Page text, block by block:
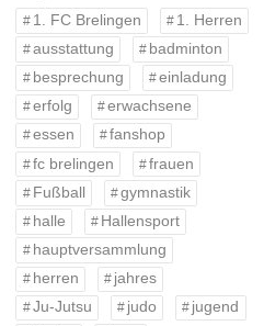
1. FC Brelingen
1. Herren
ausstattung
badminton
besprechung
einladung
erfolg
erwachsene
essen
fanshop
fc brelingen
frauen
Fußball
gymnastik
halle
Hallensport
hauptversammlung
herren
jahres
Ju-Jutsu
judo
jugend